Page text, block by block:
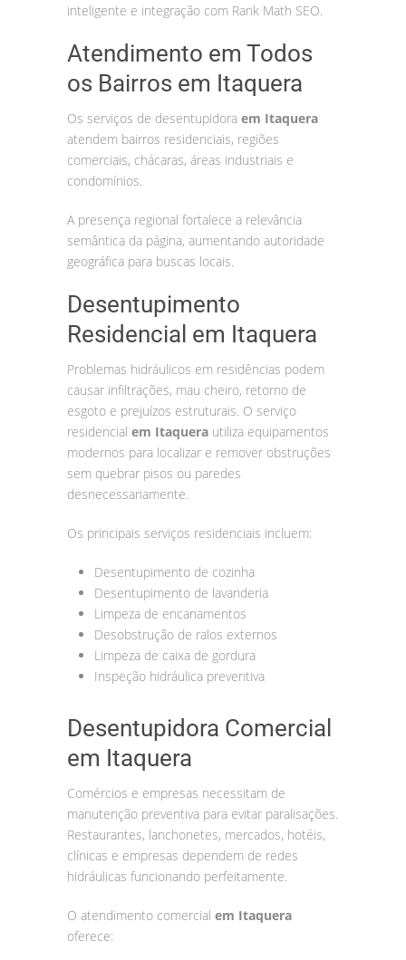
inteligente e integração com Rank Math SEO.
Atendimento em Todos
os Bairros em Itaquera
Os serviços de desentupidora em Itaquera
atendem bairros residenciais, regiões
comerciais, chácaras, áreas industriais e
condomínios.
A presença regional fortalece a relevância
semântica da página, aumentando autoridade
geográfica para buscas locais.
Desentupimento
Residencial em Itaquera
Problemas hidráulicos em residências podem
causar infiltrações, mau cheiro, retorno de
esgoto e prejuízos estruturais. O serviço
residencial em Itaquera utiliza equipamentos
modernos para localizar e remover obstruções
sem quebrar pisos ou paredes
desnecessariamente.
Os principais serviços residenciais incluem:
Desentupimento de cozinha
Desentupimento de lavanderia
Limpeza de encanamentos
Desobstrução de ralos externos
Limpeza de caixa de gordura
Inspeção hidráulica preventiva
Desentupidora Comercial
em Itaquera
Comércios e empresas necessitam de
manutenção preventiva para evitar paralisações.
Restaurantes, lanchonetes, mercados, hotéis,
clínicas e empresas dependem de redes
hidráulicas funcionando perfeitamente.
O atendimento comercial em Itaquera
oferece: